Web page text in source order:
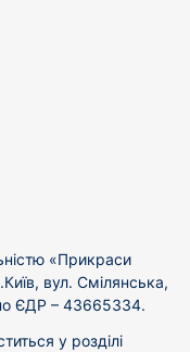
«Прикраси
вул. Смілянська,
ЄДР – 43665334.
у розділі